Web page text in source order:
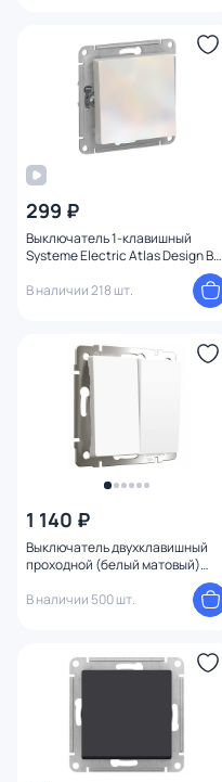
299 ₽
Выключатель 1-клавишный
Systeme Electric Atlas Design BD-
В наличии 218 шт.
1 140 ₽
Выключатель двухклавишный
проходной (белый матовый)
В наличии 500 шт.